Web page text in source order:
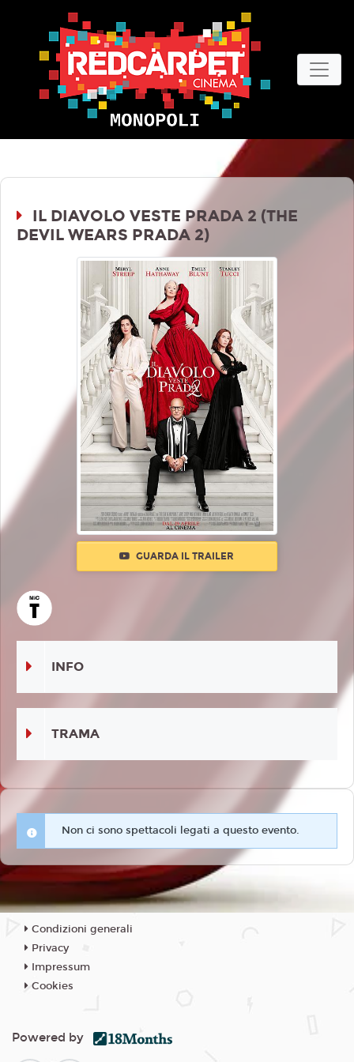
IL DIAVOLO VESTE PRADA 2 (THE
DEVIL WEARS PRADA 2)
GUARDA IL TRAILER
INFO
TRAMA
Non ci sono spettacoli legati a questo evento.
Condizioni generali
Privacy
Impressum
Cookies
Powered by